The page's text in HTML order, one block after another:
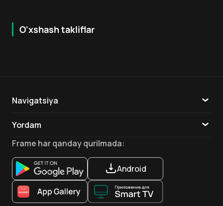
O'xshash takliflar
16 + 7.9
Navigatsiya
Yordam
Aloqa
Ilovalar
Frame har qanday qurilmada:
Android